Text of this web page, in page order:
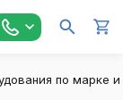
по марке